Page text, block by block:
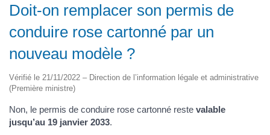
Doit-on remplacer son permis de
conduire rose cartonné par un
nouveau modèle ?
Vérifié le 21/11/2022 – Direction de l’information légale et administrative
(Première ministre)
Non, le permis de conduire rose cartonné reste valable
jusqu’au 19 janvier 2033.